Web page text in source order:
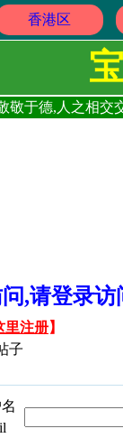
香港区
敬于德,人之相
问,请登录
里注册】
子